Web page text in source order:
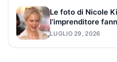
Le foto di Nicole
l’imprenditore
LUGLIO 29, 2026